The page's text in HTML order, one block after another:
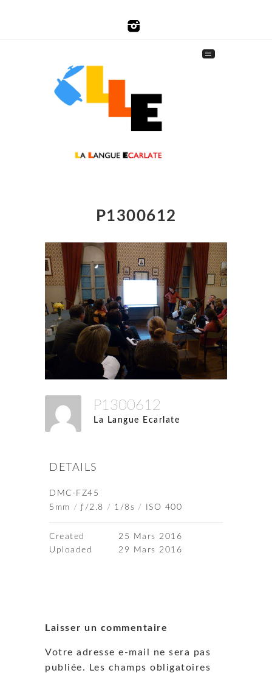
P1300612
P1300612
La Langue Ecarlate
DETAILS
DMC-FZ45
5mm / ƒ/2.8 / 1/8s / ISO 400
Created
25 Mars 2016
Uploaded
29 Mars 2016
Laisser un commentaire
Votre adresse e-mail ne sera pas
publiée.
Les champs obligatoires